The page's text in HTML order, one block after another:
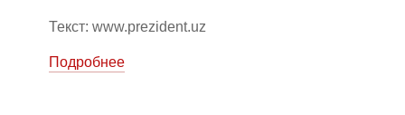
Текст: www.prezident.uz
Подробнее